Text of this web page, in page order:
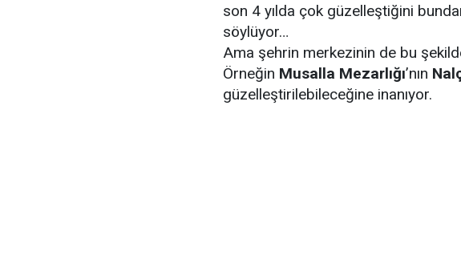
son 4 yılda çok güzelleştiğini
söylüyor…
Ama şehrin merkezinin de bu
Örneğin Musalla Mezarlığı’nın
güzelleştirilebileceğine inanıyor.